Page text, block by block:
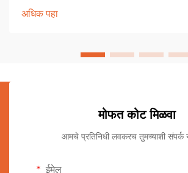
राखतात.
अधिक पहा
मोफत कोट मिळवा
आमचे प्रतिनिधी लवकरच तुमच्याशी संपर्क
ईमेल